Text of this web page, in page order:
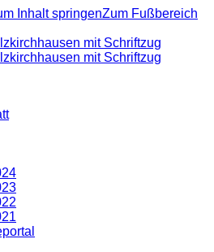
Inhalt springenZum Fußbereich